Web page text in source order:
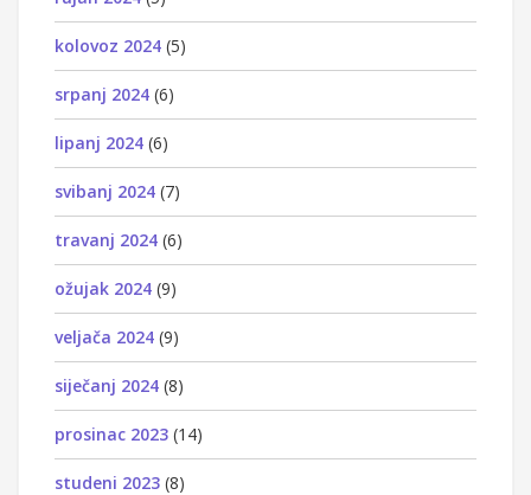
kolovoz 2024 (5)
srpanj 2024 (6)
lipanj 2024 (6)
svibanj 2024 (7)
travanj 2024 (6)
ožujak 2024 (9)
veljača 2024 (9)
siječanj 2024 (8)
prosinac 2023 (14)
studeni 2023 (8)